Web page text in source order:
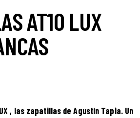
AT10 LUX
, las zapatillas de Agustín Tapia. Un